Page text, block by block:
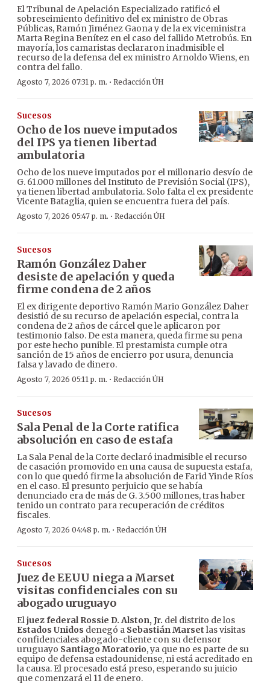
El Tribunal de Apelación Especializado ratificó el
sobreseimiento definitivo del ex ministro de Obras
Públicas, Ramón Jiménez Gaona y de la ex viceministra
Marta Regina Benítez en el caso del fallido Metrobús. En
mayoría, los camaristas declararon inadmisible el
recurso de la defensa del ex ministro Arnoldo Wiens, en
contra del fallo.
Agosto 7, 2026 07:31 p. m. · Redacción ÚH
Sucesos
Ocho de los nueve imputados
del IPS ya tienen libertad
ambulatoria
Ocho de los nueve imputados por el millonario desvío de
G. 61.000 millones del Instituto de Previsión Social (IPS),
ya tienen libertad ambulatoria. Solo falta el ex presidente
Vicente Bataglia, quien se encuentra fuera del país.
Agosto 7, 2026 05:47 p. m. · Redacción ÚH
Sucesos
Ramón González Daher
desiste de apelación y queda
firme condena de 2 años
El ex dirigente deportivo Ramón Mario González Daher
desistió de su recurso de apelación especial, contra la
condena de 2 años de cárcel que le aplicaron por
testimonio falso. De esta manera, queda firme su pena
por este hecho punible. El prestamista cumple otra
sanción de 15 años de encierro por usura, denuncia
falsa y lavado de dinero.
Agosto 7, 2026 05:11 p. m. · Redacción ÚH
Sucesos
Sala Penal de la Corte ratifica
absolución en caso de estafa
La Sala Penal de la Corte declaró inadmisible el recurso
de casación promovido en una causa de supuesta estafa,
con lo que quedó firme la absolución de Farid Yinde Ríos
en el caso. El presunto perjuicio que se había
denunciado era de más de G. 3.500 millones, tras haber
tenido un contrato para recuperación de créditos
fiscales.
Agosto 7, 2026 04:48 p. m. · Redacción ÚH
Sucesos
Juez de EEUU niega a Marset
visitas confidenciales con su
abogado uruguayo
Eljuez federal Rossie D. Alston, Jr. del distrito de los
Estados Unidos denegó a Sebastián Marset las visitas
confidenciales abogado-cliente con su defensor
uruguayo Santiago Moratorio, ya que no es parte de su
equipo de defensa estadounidense, ni está acreditado en
la causa. El procesado está preso, esperando su juicio
que comenzará el 11 de enero.